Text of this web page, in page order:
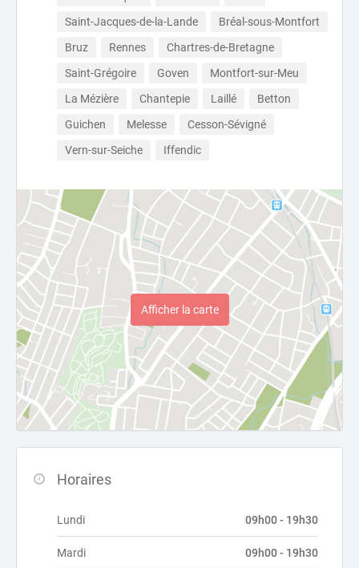
Saint-Jacques-de-la-Lande
Bréal-sous-Montfort
Bruz
Rennes
Chartres-de-Bretagne
Saint-Grégoire
Goven
Montfort-sur-Meu
La Mézière
Chantepie Laillé
Betton
Guichen
Melesse
Cesson-Sévigné
Vern-sur-Seiche
Iffendic
Afficher la carte
Horaires
Lundi 09h00 - 19h30
Mardi 09h00 - 19h30